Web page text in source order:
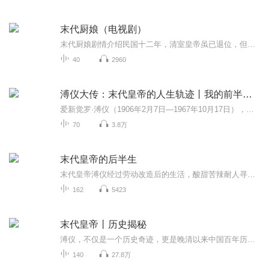
末代厨娘（电视剧）
40 2960
溥仪大传：末代皇帝的人生轨迹丨我的前半生丨末代皇帝
70 3.8万
末代皇帝的后半生
162 5423
末代皇帝丨历史揭秘
140 27.8万